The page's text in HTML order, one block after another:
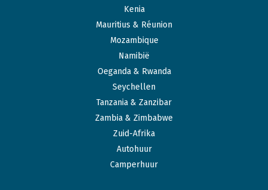
Kenia
Mauritius & Réunion
Mozambique
Namibië
Oeganda & Rwanda
Seychellen
Tanzania & Zanzibar
Zambia & Zimbabwe
Zuid-Afrika
Autohuur
Camperhuur